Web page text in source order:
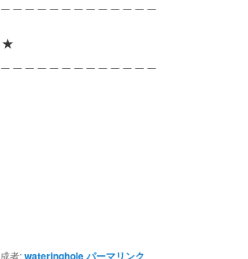
★
者:wateringholeパーマリンク